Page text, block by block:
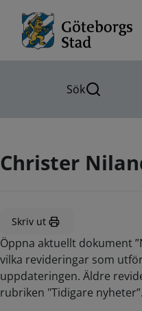
Sök
Christer
Skriv ut
Öppna aktuellt dokument
vilka revideringar som
uppdateringen. Äldre
rubriken "Tidigare nyheter”.